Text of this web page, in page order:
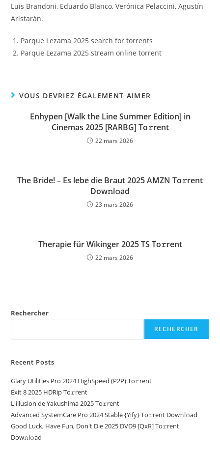
Luis Brandoni, Eduardo Blanco, Verónica Pelaccini, Agustín
Aristarán.
Parque Lezama 2025 search for torrents
Parque Lezama 2025 stream online torrent
VOUS DEVRIEZ ÉGALEMENT AIMER
Enhypen [Walk the Line Summer Edition] in
Cinemas 2025 [RARBG] To𝚛rent
22 mars 2026
The Bride! – Es lebe die Braut 2025 AMZN To𝚛rent
Dow𝚗l𝚘ad
23 mars 2026
Therapie für Wikinger 2025 TS To𝚛rent
22 mars 2026
Rechercher
RECHERCHER
Recent Posts
Glary Utilities Pro 2024 HighSpeed (P2P) To𝚛rent
Exit 8 2025 HDRip To𝚛rent
L'illusion de Yakushima 2025 To𝚛rent
Advanced SystemCare Pro 2024 Stable {Yify} To𝚛rent Dow𝚗l𝚘ad
Good Luck, Have Fun, Don't Die 2025 DVD9 [QxR] To𝚛rent
Dow𝚗l𝚘ad